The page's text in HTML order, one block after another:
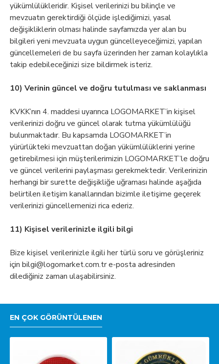
yükümlülükleridir. Kişisel verilerinizi bu bilinçle ve
mevzuatın gerektirdiği ölçüde işlediğimizi, yasal
değişikliklerin olması halinde sayfamızda yer alan bu
bilgileri yeni mevzuata uygun güncelleyeceğimizi, yapılan
güncellemeleri de bu sayfa üzerinden her zaman kolaylıkla
takip edebileceğinizi size bildirmek isteriz.
10) Verinin güncel ve doğru tutulması ve saklanması
KVKK’nın 4. maddesi uyarınca LOGOMARKET’in kişisel
verilerinizi doğru ve güncel olarak tutma yükümlülüğü
bulunmaktadır. Bu kapsamda LOGOMARKET’in
yürürlükteki mevzuattan doğan yükümlülüklerini yerine
getirebilmesi için müşterilerimizin LOGOMARKET’le doğru
ve güncel verilerini paylaşması gerekmektedir. Verilerinizin
herhangi bir surette değişikliğe uğraması halinde aşağıda
belirtilen iletişim kanallarından bizimle iletişime geçerek
verilerinizi güncellemenizi rica ederiz.
11) Kişisel verilerinizle ilgili bilgi
Bize kişisel verilerinizle ilgili her türlü soru ve görüşleriniz
için bilgi@logomarket.com.tre-posta adresinden
dilediğiniz zaman ulaşabilirsiniz.
EN ÇOK GÖRÜNTÜLENEN